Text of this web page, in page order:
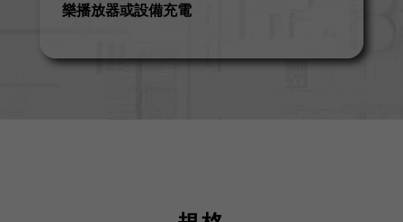
樂播放器或設備充電